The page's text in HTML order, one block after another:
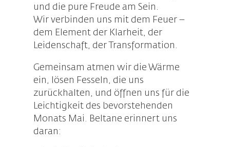
und die pure Freude am Sein.
Wir verbinden uns mit dem Feuer –
dem Element der Klarheit, der
Leidenschaft, der Transformation.
Gemeinsam atmen wir die Wärme
ein, lösen Fesseln, die uns
zurückhalten, und öffnen uns für die
Leichtigkeit des bevorstehenden
Monats Mai. Beltane erinnert uns
daran: